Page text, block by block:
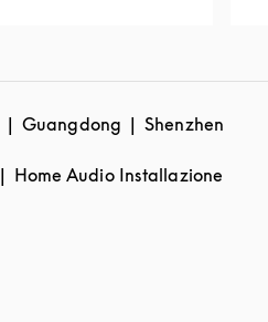
Guangdong Shenzhen
Home Audio Installazione